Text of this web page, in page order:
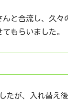
んと合流し、久々
てもらいました。
たが、入れ替え